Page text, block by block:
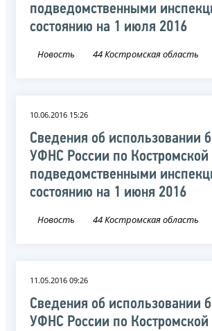
подведомственными
состоянию на 1 июля 2016
Новость 44 Костромская область
10.06.2016 15:26
Сведения об использовании
УФНС России по Костромской
подведомственными
состоянию на 1 июня 2016
Новость 44 Костромская область
11.05.2016 09:26
Сведения об использовании
УФНС России по Костромской